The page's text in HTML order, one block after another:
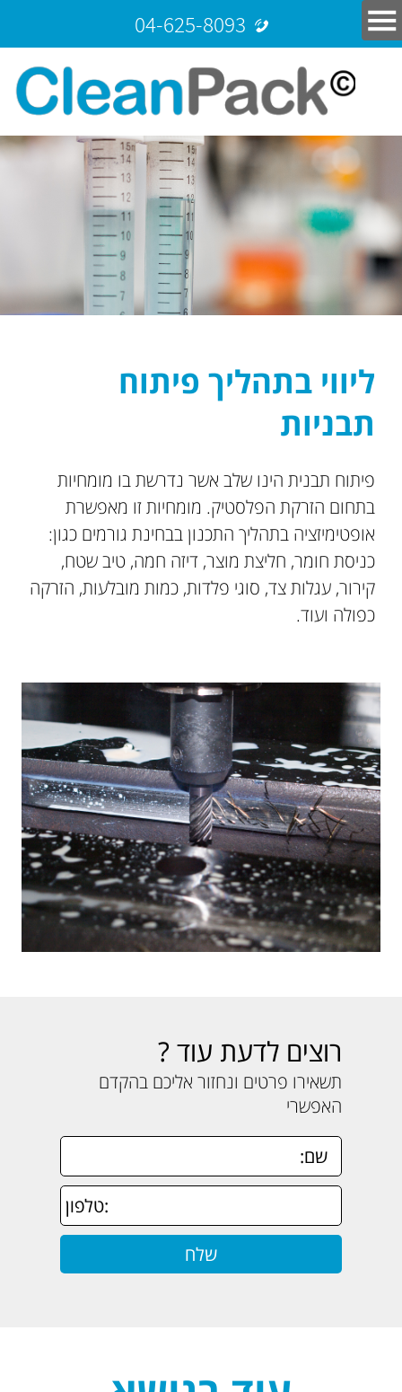
04-625-8093
ליווי בתהליך פיתוח
תבניות
פיתוח תבנית הינו שלב אשר נדרשת בו מומחיות
בתחום הזרקת הפלסטיק. מומחיות זו מאפשרת
אופטימיזציה בתהליך התכנון בבחינת גורמים כגון:
כניסת חומר, חליצת מוצר, דיזה חמה, טיב שטח,
קירור, עגלות צד, סוגי פלדות, כמות מובלעות, הזרקה
כפולה ועוד.
רוצים לדעת עוד ?
תשאירו פרטים ונחזור אליכם בהקדם
האפשרי